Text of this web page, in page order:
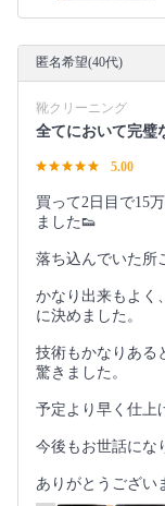
匿名希望(40代)
靴クリーニング
全てにおいて完璧
5.00
買って2日目で15
ました👟
落ち込んでいた所
かなり出来もよく
に決めました。
技術もかなりある
驚きました。
予定より早く仕上
今後もお世話にな
ありがとうござい